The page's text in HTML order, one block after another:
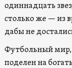
одиннадцать
столько же — из
дабы не
Футбольный мир,
поделен на